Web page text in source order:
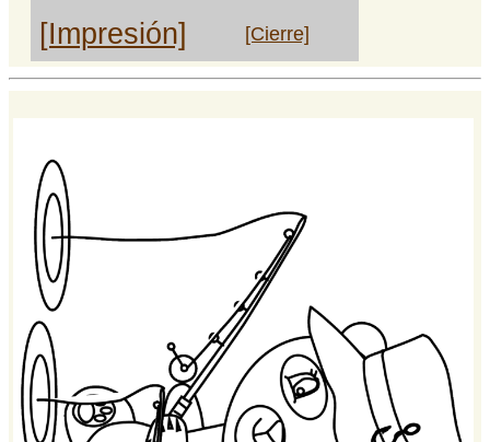
[Impresión] [Cierre]